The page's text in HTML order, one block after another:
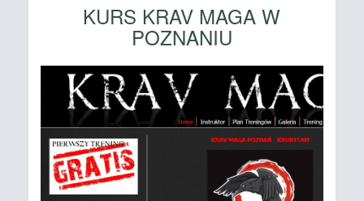
KURS KRAV MAGA W
POZNANIU